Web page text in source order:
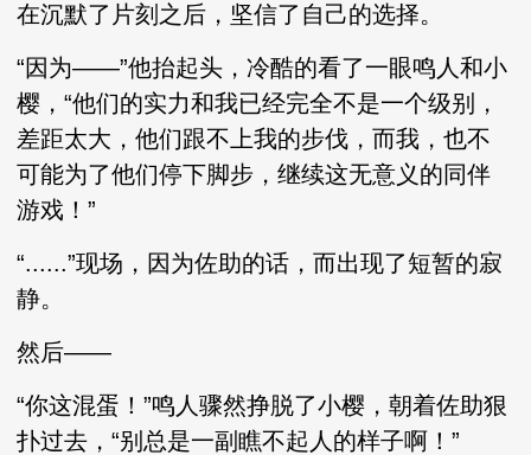
在沉默了片刻之后，坚信了自己的选择。
“因为——”他抬起头，冷酷的看了一眼鸣人和小
樱，“他们的实力和我已经完全不是一个级别，
差距太大，他们跟不上我的步伐，而我，也不
可能为了他们停下脚步，继续这无意义的同伴
游戏！”
“......”现场，因为佐助的话，而出现了短暂的寂
静。
然后——
“你这混蛋！”鸣人骤然挣脱了小樱，朝着佐助狠
扑过去，“别总是一副瞧不起人的样子啊！”